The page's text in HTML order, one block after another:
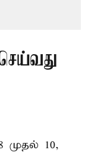
முதல் 10,